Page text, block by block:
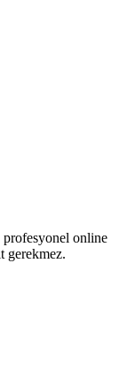
profesyonel online
gerekmez.